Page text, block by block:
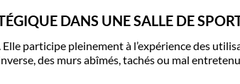
DANS UNE SALLE DE
participe pleinement à l’expérience des
des murs abîmés, tachés ou mal